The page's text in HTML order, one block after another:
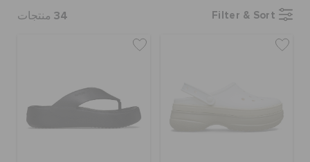
للرجال
جيبيتز تشارمز
Filter & Sort
34 منتجات